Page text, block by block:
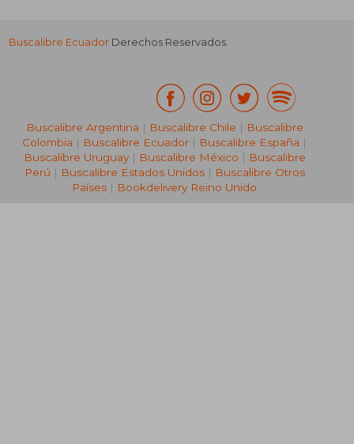
Buscalibre Ecuador Derechos Reservados.
Buscalibre Argentina | Buscalibre Chile | Buscalibre
Colombia | Buscalibre Ecuador | Buscalibre España |
Buscalibre Uruguay| Buscalibre México | Buscalibre
Perú | Buscalibre Estados Unidos| Buscalibre Otros
Países | Bookdelivery Reino Unido